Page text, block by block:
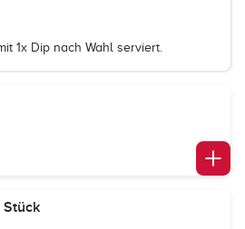
1x Dip nach Wahl serviert.
Stück